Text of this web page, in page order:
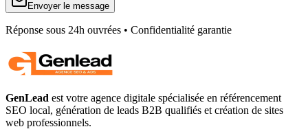
Envoyer le message
Réponse sous 24h ouvrées • Confidentialité garantie
GenLead est votre agence digitale spécialisée en référencement
SEO local, génération de leads B2B qualifiés et création de sites
web professionnels.